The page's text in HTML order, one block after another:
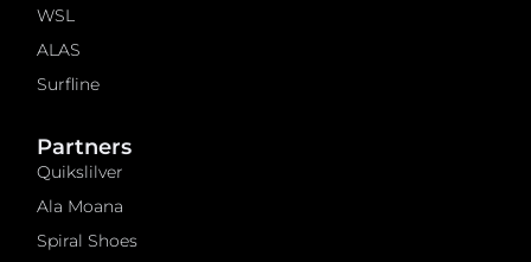
WSL
ALAS
Surfline
Partners
Quikslilver
Ala Moana
Spiral Shoes